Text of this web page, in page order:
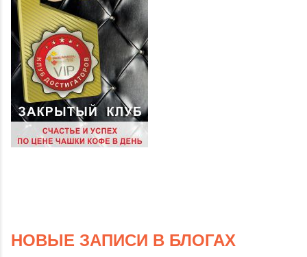
НОВЫЕ ЗАПИСИ В БЛОГАХ